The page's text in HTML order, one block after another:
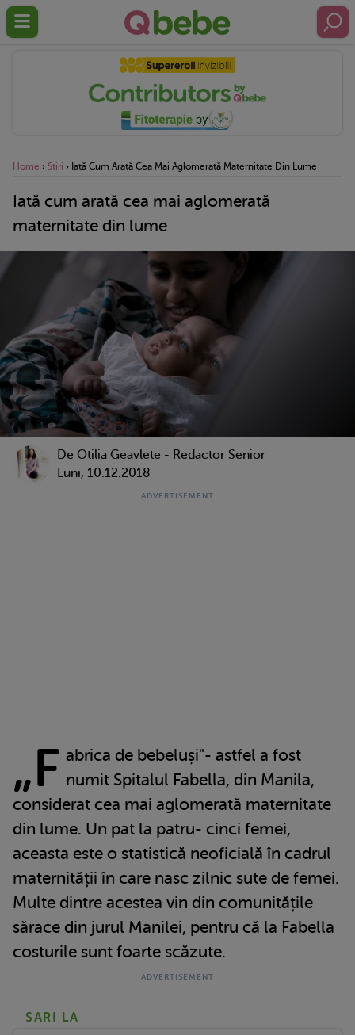
Home › Stiri › Iată Cum Arată Cea Mai Aglomerată Maternitate Din Lume
Iată cum arată cea mai aglomerată
maternitate din lume
De Otilia Geavlete - Redactor Senior
Luni, 10.12.2018
„F abrica de bebeluși"- astfel a fost
numit Spitalul Fabella, din Manila,
considerat cea mai aglomerată maternitate
din lume. Un pat la patru- cinci femei,
aceasta este o statistică neoficială în cadrul
maternității în care nasc zilnic sute de femei.
Multe dintre acestea vin din comunitățile
sărace din jurul Manilei, pentru că la Fabella
costurile sunt foarte scăzute.
SARI LA